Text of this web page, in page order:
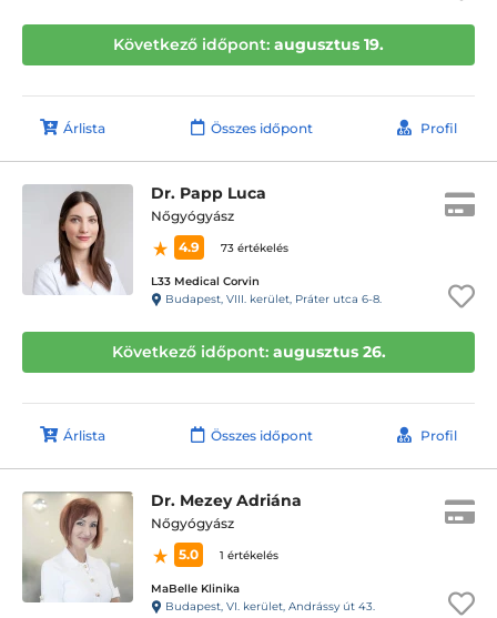
Következő időpont: augusztus 19.
Árlista Összes időpont Profil
Dr. Papp Luca
Nőgyógyász
4.9
73 értékelés
L33 Medical Corvin
Budapest, VIII. kerület, Práter utca 6-8.
Következő időpont: augusztus 26.
Árlista Összes időpont Profil
Dr. Mezey Adriána
Nőgyógyász
5.0
1 értékelés
MaBelle Klinika
Budapest, VI. kerület, Andrássy út 43.